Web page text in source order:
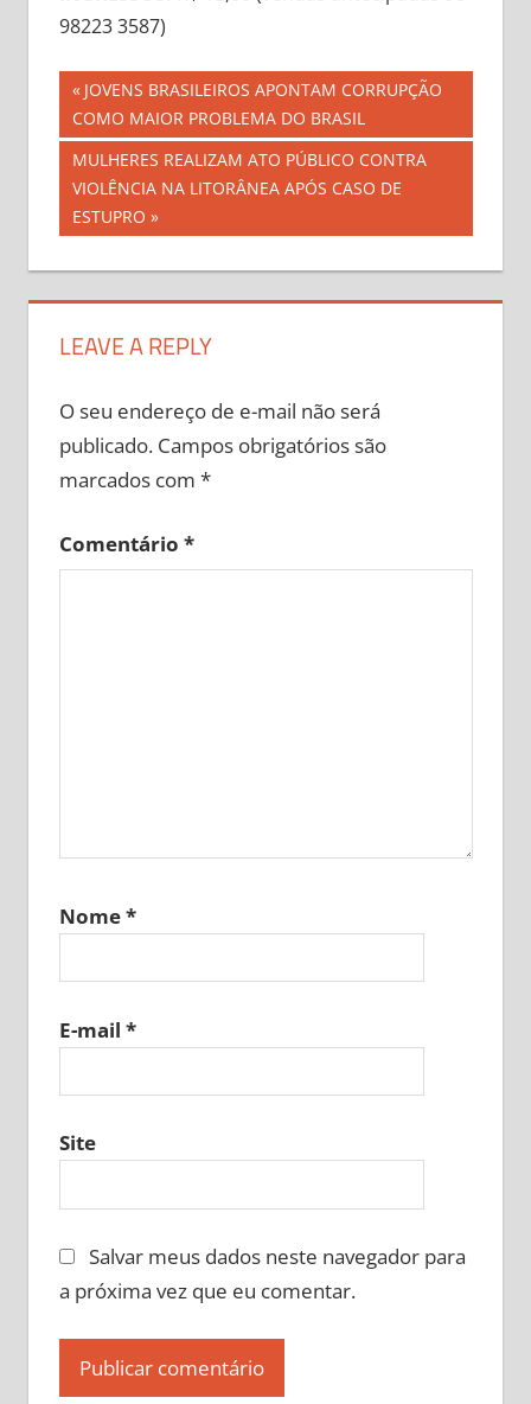
98223 3587)
Navegação
de
Post
Previous
Post:
JOVENS BRASILEIROS APONTAM CORRUPÇÃO
COMO MAIOR PROBLEMA DO BRASIL
Next
Post:
MULHERES REALIZAM ATO PÚBLICO CONTRA
VIOLÊNCIA NA LITORÂNEA APÓS CASO DE
ESTUPRO
LEAVE A REPLY
O seu endereço de e-mail não será
publicado. Campos obrigatórios são
marcados com *
Comentário *
Nome*
E-mail *
Site
Salvar meus dados neste navegador para
a próxima vez que eu comentar.